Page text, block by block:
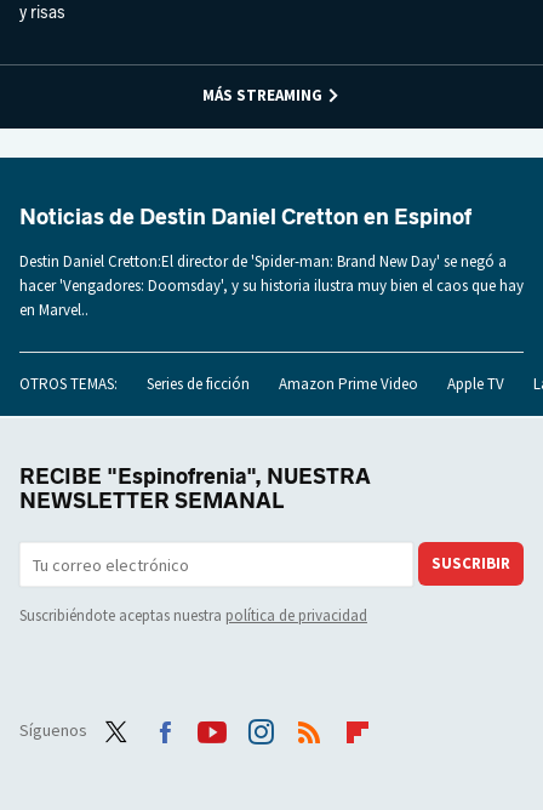
y risas
MÁS STREAMING
Noticias de Destin Daniel Cretton en Espinof
Destin Daniel Cretton:El director de 'Spider-man: Brand New Day' se negó a
hacer 'Vengadores: Doomsday', y su historia ilustra muy bien el caos que hay
en Marvel..
OTROS TEMAS: Series de ficción Amazon Prime Video Apple TV
RECIBE "Espinofrenia", NUESTRA
NEWSLETTER SEMANAL
SUSCRIBIR
Suscribiéndote aceptas nuestra política de privacidad
Síguenos